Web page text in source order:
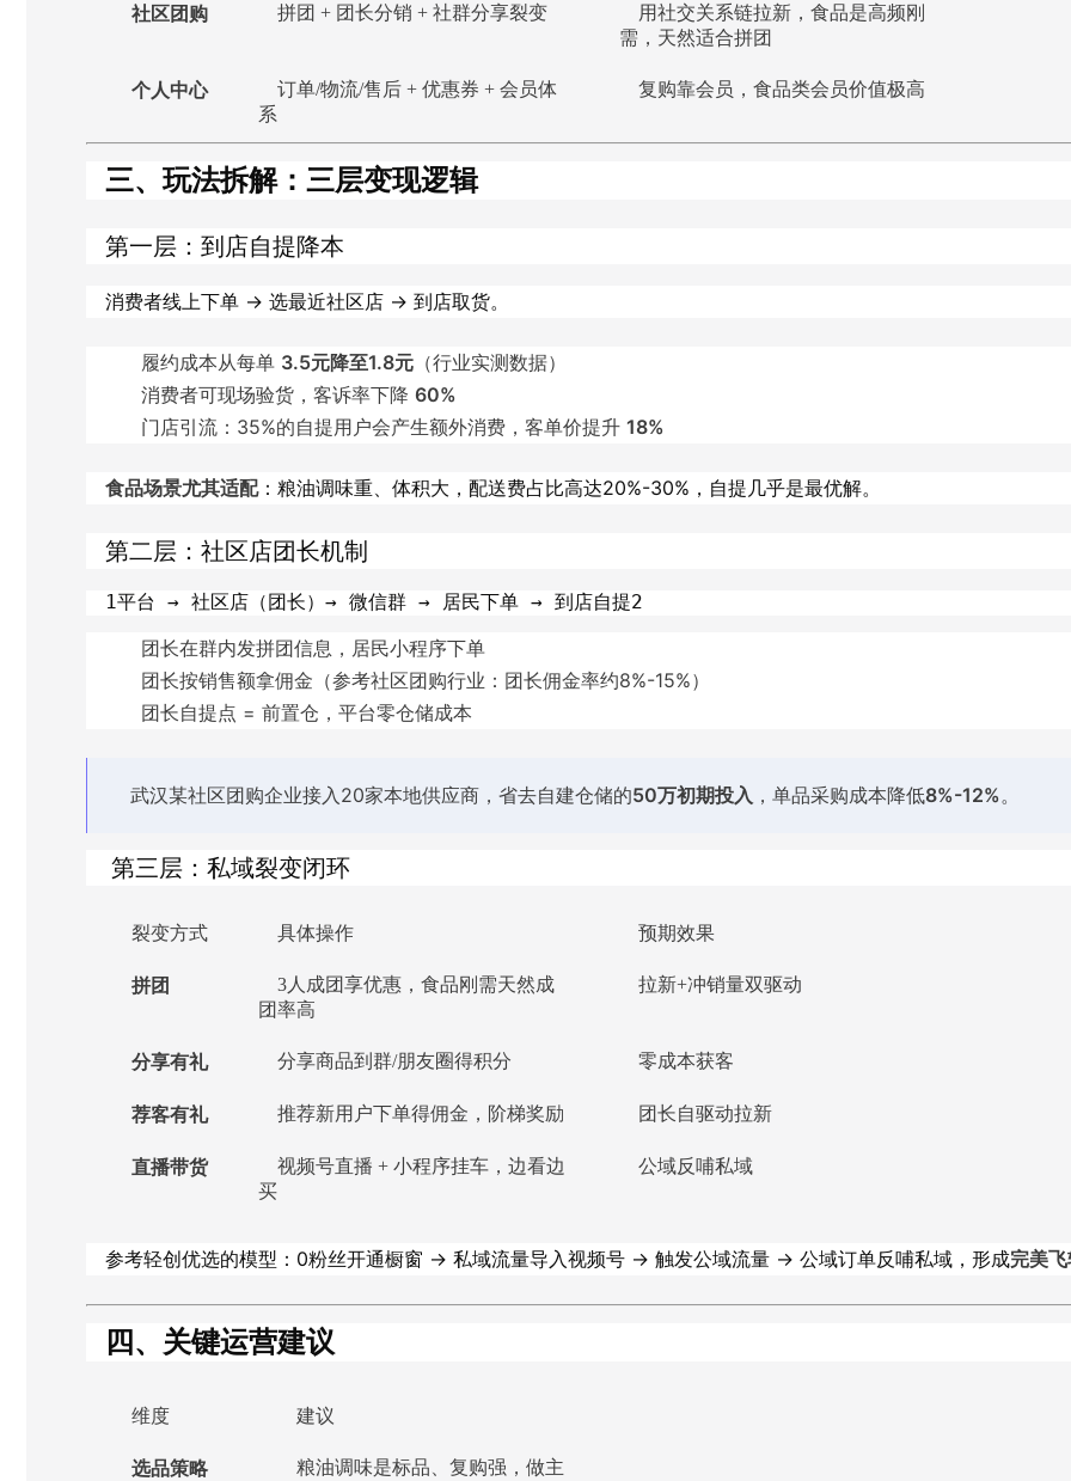
社区团购 拼团 + 团长分销 + 社群分享裂变
用社交关系链拉新，食品是高频刚
需，天然适合拼团
个人中心
订单/物流/售后 + 优惠券 + 会员体
系
复购靠会员，食品类会员价值极高
三、玩法拆解：三层变现逻辑
第一层：到店自提降本
消费者线上下单 → 选最近社区店 → 到店取货。
履约成本从每单 3.5元降至1.8元 （行业实测数据）
消费者可现场验货，客诉率下降 60%
门店引流：35%的自提用户会产生额外消费，客单价提升 18%
食品场景尤其适配：粮油调味重、体积大，配送费占比高达20%-30%，自提几乎是最优解。
第二层：社区店团长机制
1平台 → 社区店（团长）→ 微信群 → 居民下单 → 到店自提2
团长在群内发拼团信息，居民小程序下单
团长按销售额拿佣金（参考社区团购行业：团长佣金率约8%-15%）
团长自提点 = 前置仓，平台零仓储成本
武汉某社区团购企业接入20家本地供应商，省去自建仓储的50万初期投入 ，单品采购成本降低8%-12%。
第三层：私域裂变闭环
裂变方式 具体操作 预期效果
拼团
3人成团享优惠，食品刚需天然成
团率高
拉新+冲销量双驱动
分享有礼 分享商品到群/朋友圈得积分 零成本获客
荐客有礼 推荐新用户下单得佣金，阶梯奖励 团长自驱动拉新
直播带货
视频号直播 + 小程序挂车，边看边
买
公域反哺私域
参考轻创优选的模型：0粉丝开通橱窗 → 私域流量导入视频号 → 触发公域流量 → 公域订单反哺私域，形成完美
四、关键运营建议
维度 建议
选品策略
粮油调味是标品、复购强，做主